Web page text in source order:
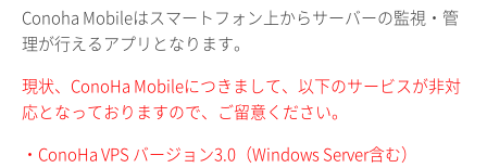
Conoha Mobileはスマートフォン上からサーバーの監視・管
理が行えるアプリとなります。
現状、ConoHa Mobileにつきまして、以下のサービスが非対
応となっておりますので、ご留意ください。
・ConoHa VPS バージョン3.0（Windows Server含む）